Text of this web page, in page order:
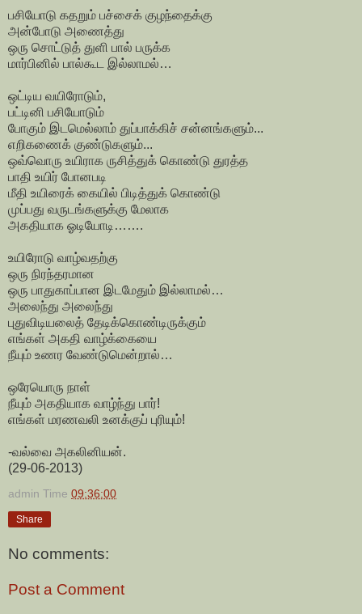
பசியோடு கதறும் பச்சைக் குழந்தைக்கு
அன்போடு அணைத்து
ஒரு சொட்டுத் துளி பால் பருக்க
மார்பினில் பால்கூட இல்லாமல்…
ஒட்டிய வயிரோடும்,
பட்டினி பசியோடும்
போகும் இடமெல்லாம் துப்பாக்கிச் சன்னங்களும்...
எறிகணைக் குண்டுகளும்...
ஒவ்வொரு உயிராக ருசித்துக் கொண்டு துரத்த
பாதி உயிர் போனபடி
மீதி உயிரைக் கையில் பிடித்துக் கொண்டு
முப்பது வருடங்களுக்கு மேலாக
அகதியாக ஓடியோடி…….
உயிரோடு வாழ்வதற்கு
ஒரு நிரந்தரமான
ஒரு பாதுகாப்பான இடமேதும் இல்லாமல்…
அலைந்து அலைந்து
புதுவிடியலைத் தேடிக்கொண்டிருக்கும்
எங்கள் அகதி வாழ்க்கையை
நீயும் உணர வேண்டுமென்றால்…
ஒரேயொரு நாள்
நீயும் அகதியாக வாழ்ந்து பார்!
எங்கள் மரணவலி உனக்குப் புரியும்!
-வல்வை அகலினியன்.
(29-06-2013)
admin Time 09:36:00
Share
No comments:
Post a Comment